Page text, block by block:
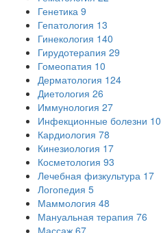
Генетика 9
Гепатология 13
Гинекология 140
Гирудотерапия 29
Гомеопатия 10
Дерматология 124
Диетология 26
Иммунология 27
Инфекционные болезни 10
Кардиология 78
Кинезиология 17
Косметология 93
Лечебная физкультура 17
Логопедия 5
Маммология 48
Мануальная терапия 76
Массаж 67